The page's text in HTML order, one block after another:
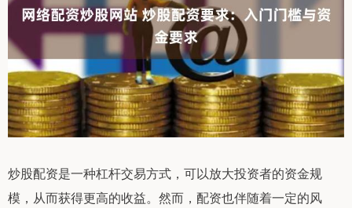
炒股配资是一种杠杆交易方式，可以放大投资者的资金规
模，从而获得更高的收益。然而，配资也伴随着一定的风